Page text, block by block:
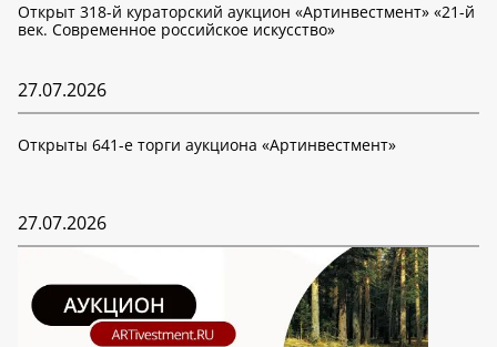
Открыт 318-й кураторский аукцион «Артинвестмент» «21-й
век. Современное российское искусство»
27.07.2026
Открыты 641-е торги аукциона «Артинвестмент»
27.07.2026